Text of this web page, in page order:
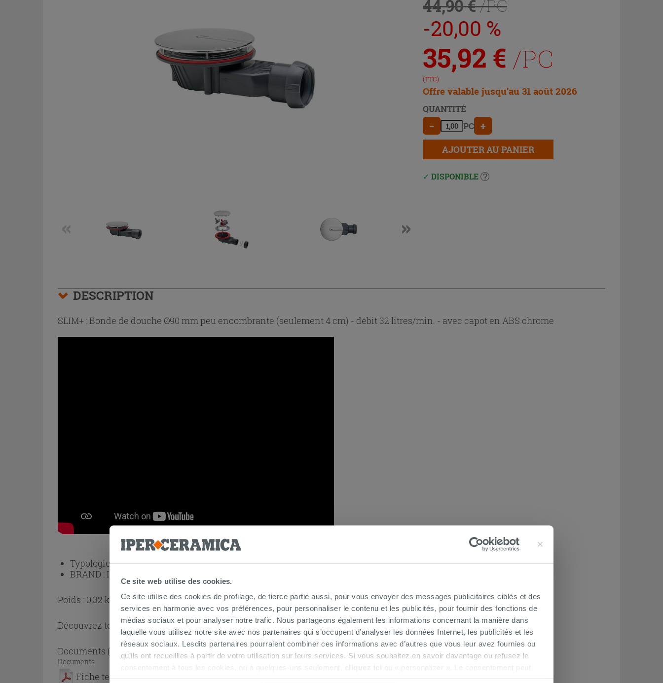
Ce site web utilise des cookies.
Ce site utilise des cookies de profilage, de tierce partie aussi, pour vous envoyer des messages publicitaires ciblés et des
services en harmonie avec vos préférences, pour personnaliser le contenu et les publicités, pour fournir des fonctions de
médias sociaux et pour analyser notre trafic. Nous partageons également les informations concernant la manière dans
laquelle vous utilisez notre site avec nos partenaires qui s’occupent d’analyser les données Internet, les publicités et les
réseaux sociaux. Lesdits partenaires pourraient combiner ces informations avec d’autres que vous leur avez fournies ou
qu’ils ont recueillies à partir de votre utilisation sur leurs services. Si vous souhaitez en savoir davantage ou refusez le
consentement à tous les cookies, ou à quelques-uns seulement,
cliquez ici ou « personalizer ». Le consentement peut
44,90 €/PC
-20,00 %
35,92 € /PC
(TTC)
Offre valable jusqu’au 31 août 2026
QUANTITÉ
− PC +
AJOUTER AU PANIER
DISPONIBLE
DESCRIPTION
SLIM+ : Bonde de douche Ø90 mm peu encombrante (seulement 4 cm) - débit 32 litres/min. - avec capot en ABS chrome
Typologie :Bonde de douche
BRAND : IPERCERAMICA
Poids : 0,32 kg
Découvrez toute la collectionAccessoires de douche
Documents ( 1 - 1 sur 1 )
Documents
Fiche technique